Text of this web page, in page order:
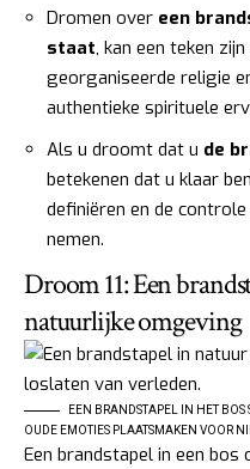
Dromen over een
staat, kan een teken
georganiseerde religie
authentieke spirituele
Als u droomt dat u de
betekenen dat u klaar
definiëren en de
nemen.
Droom 11: Een
natuurlijke omgeving
EEN BRANDSTAPEL IN HET
OUDE EMOTIES PLAATSMAKEN VOOR
Een brandstapel in een